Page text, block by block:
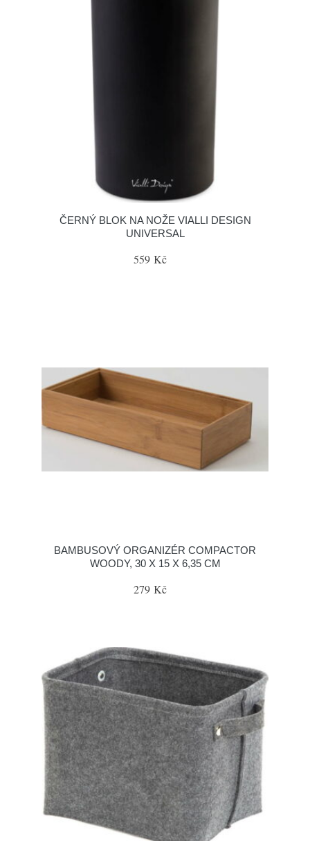
ČERNÝ BLOK NA NOŽE VIALLI DESIGN
UNIVERSAL
559 Kč
BAMBUSOVÝ ORGANIZÉR COMPACTOR
WOODY, 30 X 15 X 6,35 CM
279 Kč